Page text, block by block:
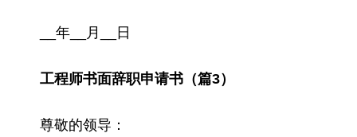
__年__月__日
工程师书面辞职申请书（篇3）
尊敬的领导：